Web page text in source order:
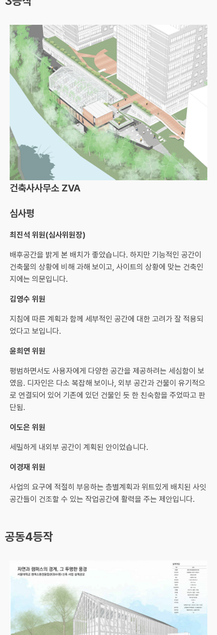
건축사사무소 ZVA
심사평
최진석 위원(심사위원장)
배후공간을 밝게 본 배치가 좋았습니다. 하지만 기능적인 공간이
건축물의 상황에 비해 과해 보이고, 사이트의 상황에 맞는 건축인
지에는 의문입니다.
김영수 위원
지침에 따른 계획과 함께 세부적인 공간에 대한 고려가 잘 적용되
었다고 보입니다.
윤희연 위원
평범하면서도 사용자에게 다양한 공간을 제공하려는 세심함이 보
였음. 디자인은 다소 복잡해 보이나, 외부 공간과 건물이 유기적으
로 연결되어 있어 기존에 있던 건물인 듯 한 친숙함을 주었따고 판
단됨.
이도은 위원
세밀하게 내외부 공간이 계획된 안이었습니다.
이경재 위원
사업의 요구에 적절히 부응하는 층별계획과 위트있게 배치된 사잇
공간들이 건조할 수 있는 작업공간에 활력을 주는 제안입니다.
공동4등작